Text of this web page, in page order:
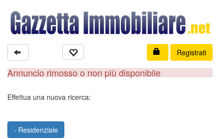
Registrati
Annuncio rimosso o non più disponibile
Effettua una nuova ricerca:
- Residenziale